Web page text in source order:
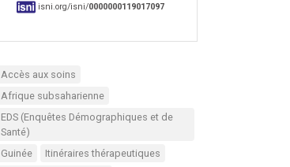
isni.org/isni/0000000119017097
Accès aux soins
Afrique subsaharienne
EDS (Enquêtes Démographiques et de
Santé)
Guinée
Itinéraires thérapeutiques